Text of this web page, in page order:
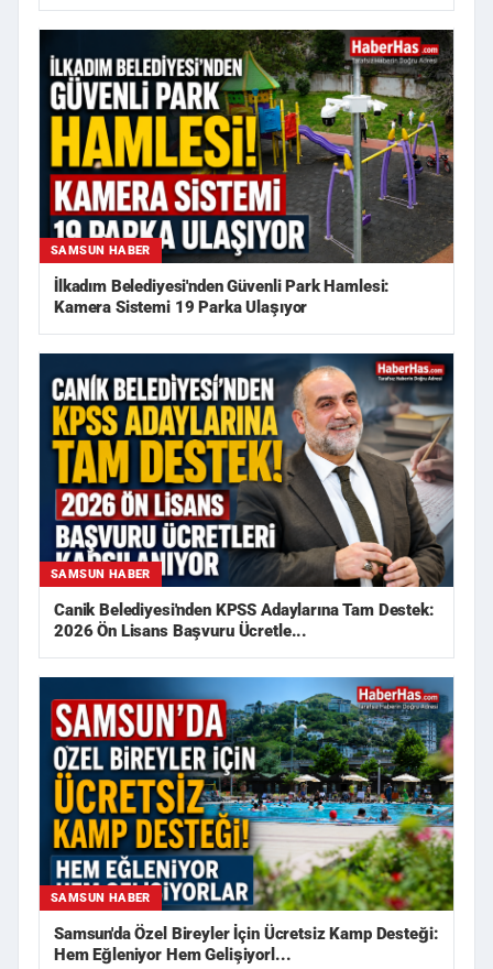
SAMSUN HABER
İlkadım Belediyesi'nden Güvenli Park Hamlesi:
Kamera Sistemi 19 Parka Ulaşıyor
SAMSUN HABER
Canik Belediyesi'nden KPSS Adaylarına Tam Destek:
2026 Ön Lisans Başvuru Ücretle...
SAMSUN HABER
Samsun'da Özel Bireyler İçin Ücretsiz Kamp Desteği:
Hem Eğleniyor Hem Gelişiyorl...